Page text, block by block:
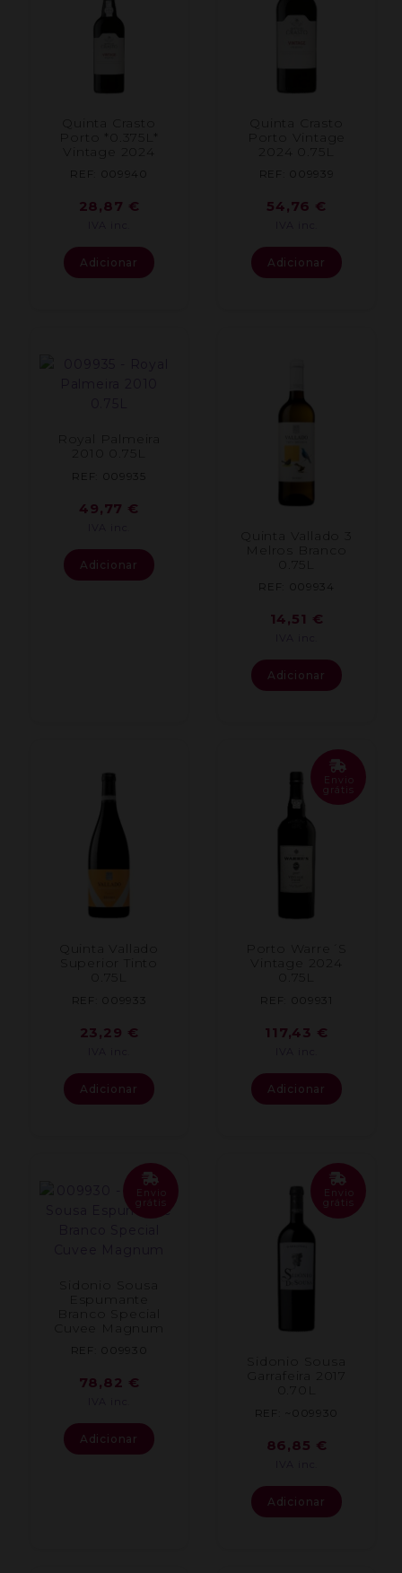
Quinta Crasto
Porto *0.375L*
Vintage 2024
REF: 009940
28,87 €
Adicionar
Quinta Crasto
Porto Vintage
2024 0.75L
REF: 009939
54,76 €
Adicionar
2010 0.75L
REF: 009935
49,77 €
Adicionar
Quinta Vallado 3
0.75L
REF: 009934
14,51 €
Adicionar
Quinta Vallado
Superior Tinto
0.75L
REF: 009933
23,29 €
Adicionar
Porto Warre´S
Vintage 2024
0.75L
REF: 009931
117,43 €
Envio
grátis
Adicionar
Sidonio Sousa
Espumante
Branco Special
Cuvee Magnum
REF: 009930
78,82 €
Envio
grátis
Adicionar
Sidonio Sousa
Garrafeira 2017
0.70L
REF: ~009930
86,85 €
Envio
grátis
Adicionar